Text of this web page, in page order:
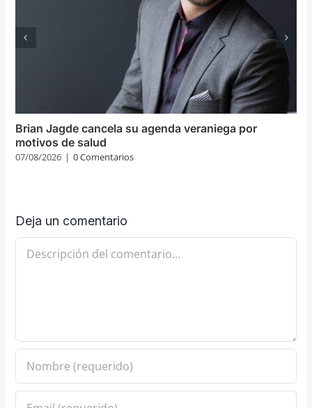
Brian Jagde cancela su agenda veraniega por
motivos de salud
07/08/2026 | 0 Comentarios
Deja un comentario
Comentario